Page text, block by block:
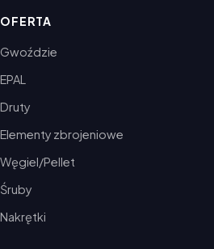
OFERTA
Gwoździe
EPAL
Druty
Elementy zbrojeniowe
Węgiel/Pellet
Śruby
Nakrętki